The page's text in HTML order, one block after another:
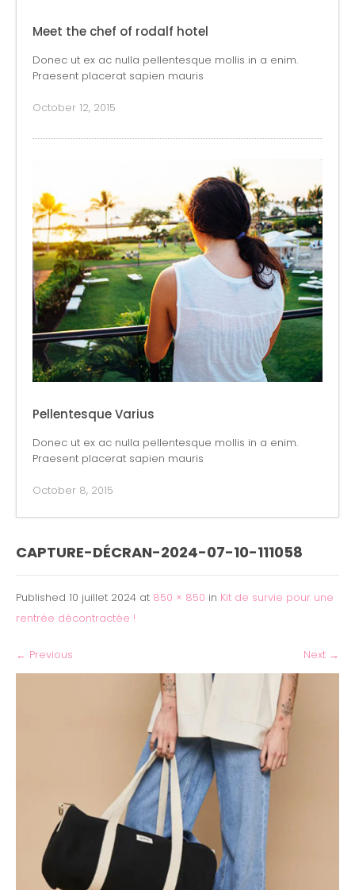
Meet the chef of rodalf hotel
Donec ut ex ac nulla pellentesque mollis in a enim.
Praesent placerat sapien mauris
October 12, 2015
Pellentesque Varius
Donec ut ex ac nulla pellentesque mollis in a enim.
Praesent placerat sapien mauris
October 8, 2015
CAPTURE-DÉCRAN-2024-07-10-111058
Published 10 juillet 2024 at 850 × 850 in Kit de survie pour une
rentrée décontractée !
← Previous Next →